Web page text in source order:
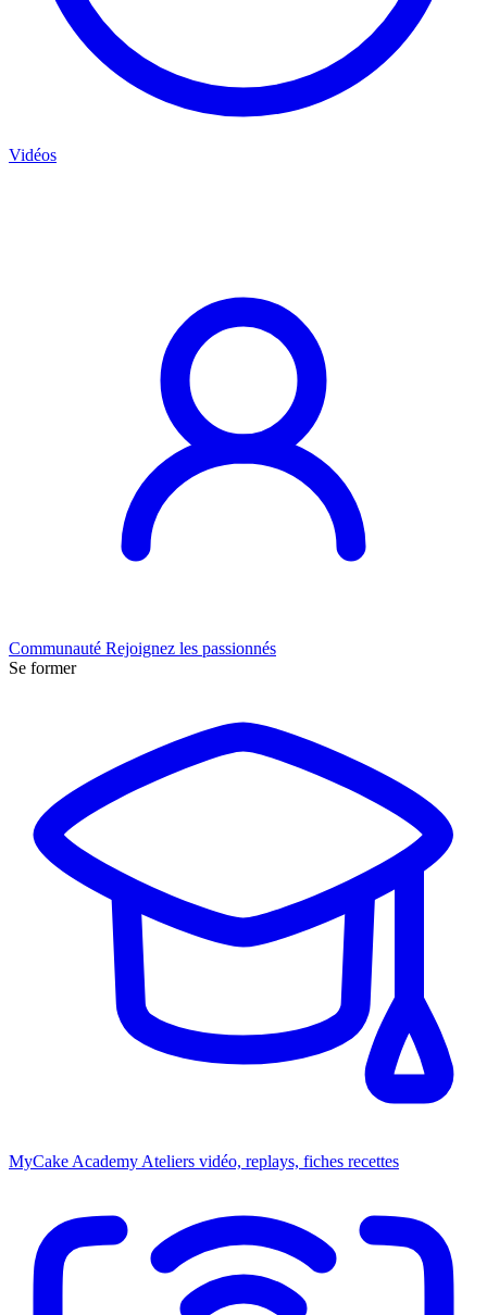
Vidéos
Communauté Rejoignez les passionnés
Se former
MyCake Academy Ateliers vidéo, replays, fiches recettes